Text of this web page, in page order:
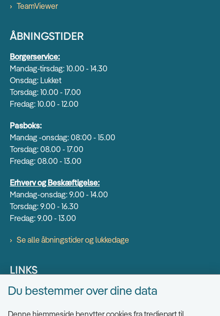
TeamViewer
ÅBNINGSTIDER
Borgerservice:
Mandag-tirsdag: 10.00 - 14.30
Onsdag: Lukket
Torsdag: 10.00 - 17.00
Fredag: 10.00 - 12.00
Pasboks:
Mandag -onsdag: 08:00 - 15.00
Torsdag: 08.00 - 17.00
Fredag: 08.00 - 13.00
Erhverv og Beskæftigelse:
Mandag-onsdag: 9.00 - 14.00
Torsdag: 9.00 - 16.30
Fredag: 9.00 - 13.00
Se alle åbningstider og lukkedage
LINKS
Find EAN numre
Du bestemmer over dine data
Denne hjemmeside benytter cookies fra tredjepart til